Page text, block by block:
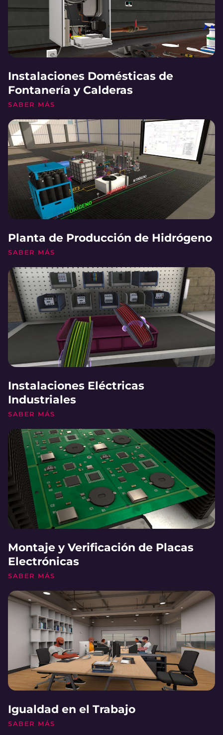
Instalaciones Domésticas de
Fontanería y Calderas
SABER MÁS
Planta de Producción de Hidrógeno
SABER MÁS
Instalaciones Eléctricas
Industriales
SABER MÁS
Montaje y Verificación de Placas
Electrónicas
SABER MÁS
Igualdad en el Trabajo
SABER MÁS